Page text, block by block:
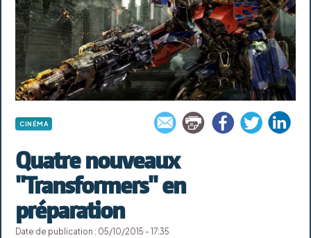
CINÉMA
Quatre nouveaux
"Transformers" en
préparation
Date de publication : 05/10/2015 - 17:35